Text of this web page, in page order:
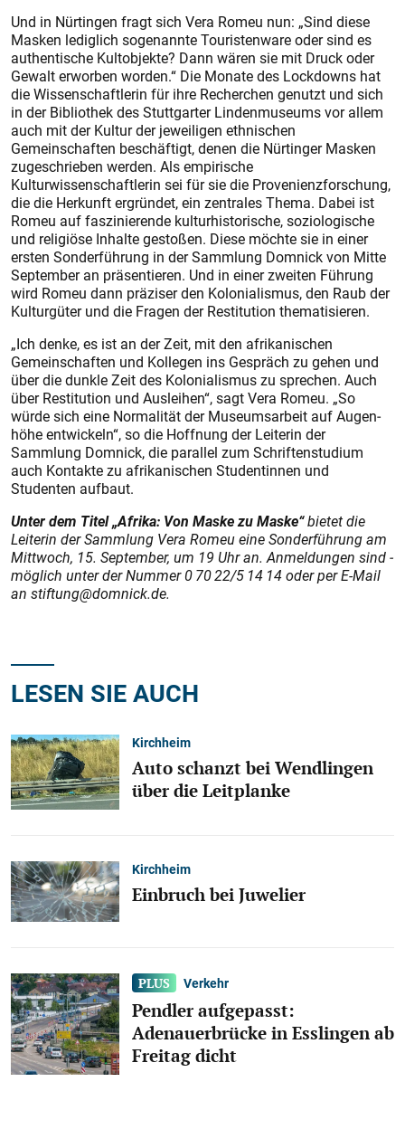
Und in Nürtingen fragt sich Vera Romeu nun: „Sind diese
Masken lediglich sogenannte Touris­tenware oder sind es
authentische Kultobjekte? Dann wären sie mit Druck oder
Gewalt erworben worden.“ Die Monate des Lockdowns hat
die Wissenschaftlerin für ihre Recherchen genutzt und sich
in der Bibliothek des Stuttgarter Lindenmuseums vor allem
auch mit der Kultur der jeweiligen ethnischen
Gemeinschaften beschäftigt, denen die Nürtinger Masken
zugeschrieben werden. Als empirische
Kulturwissenschaftlerin sei für sie die Provenienzforschung,
die die Herkunft ergründet, ein zentrales Thema. Dabei ist
Romeu auf faszinierende kultur­historische, soziologische
und reli­giöse Inhalte gestoßen. Diese möchte sie in einer
ersten Sonderführung in der Sammlung Domnick von Mitte
September an präsentieren. Und in einer zweiten Führung
wird Romeu dann präziser den Kolonialismus, den Raub der
Kulturgüter und die Fragen der Restitution thematisieren.
„Ich denke, es ist an der Zeit, mit den afrikanischen
Gemeinschaften und Kollegen ins Gespräch zu gehen und
über die dunkle Zeit des Kolonialismus zu sprechen. Auch
über Restitution und Ausleihen“, sagt Vera Romeu. „So
würde sich eine Normalität der Museumsarbeit auf Augen­
höhe entwickeln“, so die Hoffnung der Leiterin der
Sammlung Domnick, die parallel zum Schriftenstudium
auch Kontakte zu afrikanischen Studentinnen und
Studenten aufbaut.
Unter dem Titel „Afrika: Von Maske zu Maske“bietet die
Leiterin der Sammlung Vera Romeu eine Sonder­führung am
Mittwoch, 15. September, um 19 Uhr an. Anmeldungen sind ­
möglich unter der Nummer 0 70 22/5 14 14 oder per E-Mail
an ­stiftung@domnick.de.
LESEN SIE AUCH
Kirchheim
Auto schanzt bei Wendlingen
über die Leitplanke
Kirchheim
Einbruch bei Juwelier
Verkehr
Pendler aufgepasst:
Adenauerbrücke in Esslingen ab
Freitag dicht